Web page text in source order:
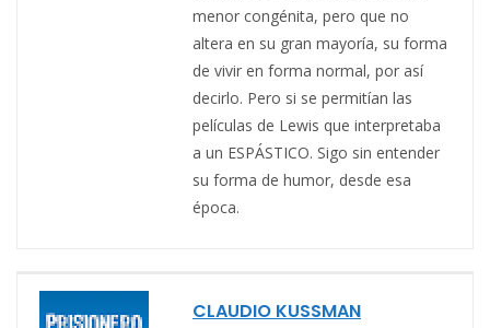
menor congénita, pero que no
altera en su gran mayoría, su forma
de vivir en forma normal, por así
decirlo. Pero si se permitían las
películas de Lewis que interpretaba
a un ESPÁSTICO. Sigo sin entender
su forma de humor, desde esa
época.
CLAUDIO KUSSMAN